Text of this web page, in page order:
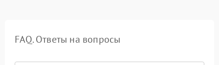
FAQ. Ответы на вопросы